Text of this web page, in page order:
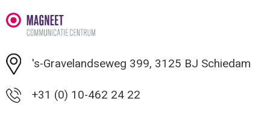
's-Gravelandseweg 399, 3125 BJ Schiedam
+31 (0) 10-462 24 22